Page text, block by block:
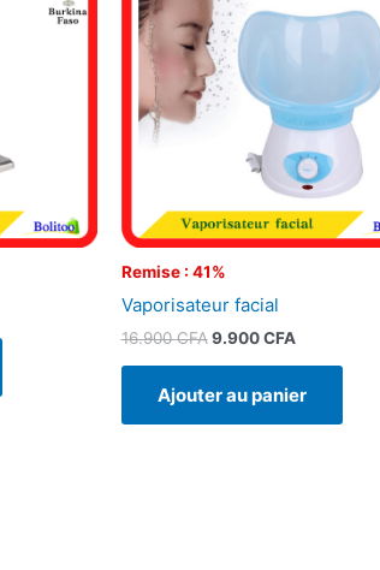
Remise : 41%
Vaporisateur facial
16.900CFA
16.900 CFA.
9.900CFA
9.900 CFA.
Ajouter au panier